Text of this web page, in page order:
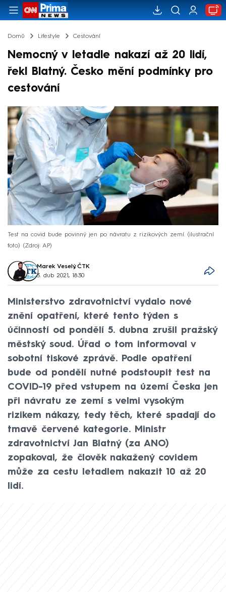
Domů Lifestyle Cestování
Nemocný v letadle nakazí až 20 lidí,
řekl Blatný. Česko mění podmínky pro
cestování
Test na covid bude povinný jen po návratu z rizikových zemí. (ilustrační
foto)
Zdroj: AP
Marek Veselý, ČTK
3. dub 2021, 18:30
Ministerstvo zdravotnictví vydalo nové
znění opatření, které tento týden s
účinností od pondělí 5. dubna zrušil pražský
městský soud. Úřad o tom informoval v
sobotní tiskové zprávě. Podle opatření
bude od pondělí nutné podstoupit test na
COVID-19 před vstupem na území Česka jen
při návratu ze zemí s velmi vysokým
rizikem nákazy, tedy těch, které spadají do
tmavě červené kategorie. Ministr
zdravotnictví Jan Blatný (za ANO)
zopakoval, že člověk nakažený covidem
může za cestu letadlem nakazit 10 až 20
lidí.